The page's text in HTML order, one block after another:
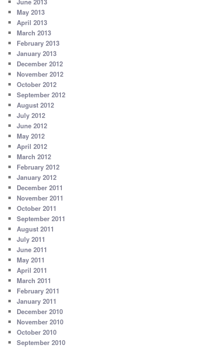
May 2013
April 2013
March 2013
February 2013
January 2013
December 2012
November 2012
October 2012
September 2012
August 2012
July 2012
June 2012
May 2012
April 2012
March 2012
February 2012
January 2012
December 2011
November 2011
October 2011
September 2011
August 2011
July 2011
June 2011
May 2011
April 2011
March 2011
February 2011
January 2011
December 2010
November 2010
October 2010
September 2010